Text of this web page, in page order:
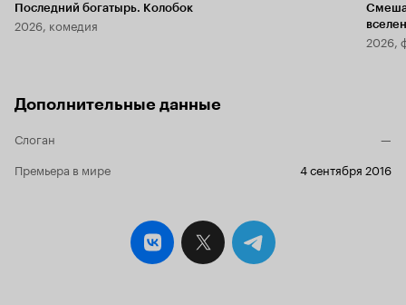
Последний богатырь. Колобок
2026, комедия
2026,
Дополнительные данные
Слоган
—
Премьера в мире
4 сентября 2016